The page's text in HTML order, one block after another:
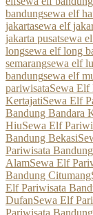
bandungsewa elf
jakartasewa elf
jakarta pusatsewa
longsewa elf long
semarangsewa elf
bandungsewa elf
pariwisataSewa Elf
KertajatiSewa Elf
Bandung Bandara
HiuSewa Elf
Bandung Bekasi
Pariwisata
AlamSewa Elf
Bandung Citumang
Elf Pariwisata
DufanSewa Elf